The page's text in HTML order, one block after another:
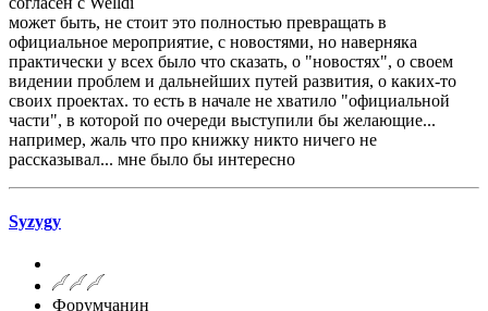
может быть, не стоит это полностью превращать в
официальное мероприятие, с новостями, но наверняка
практически у всех было что сказать, о "новостях", о своем
видении проблем и дальнейших путей развития, о каких-то
своих проектах. то есть в начале не хватило "официальной
части", в которой по очереди выступили бы желающие...
например, жаль что про книжку никто ничего не
рассказывал... мне было бы интересно
Syzygy
Форумчанин